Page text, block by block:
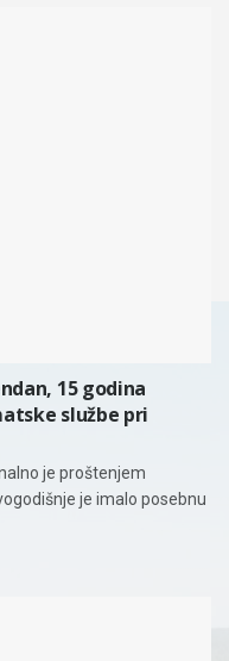
15 godina
službe pri
je proštenjem
je imalo posebnu